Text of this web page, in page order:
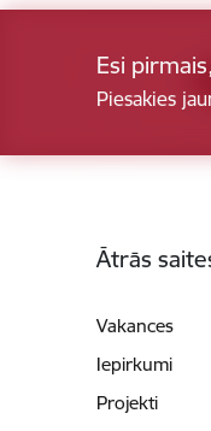
Esi
Piesakies
Ātrās
Vakances
Iepirkumi
Projekti